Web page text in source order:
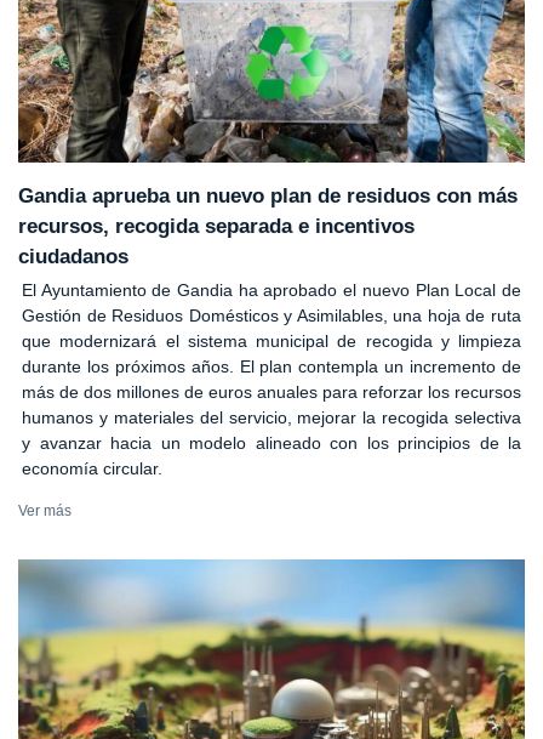
Gandia aprueba un nuevo plan de residuos con más
recursos, recogida separada e incentivos
ciudadanos
El Ayuntamiento de Gandia ha aprobado el nuevo Plan Local de
Gestión de Residuos Domésticos y Asimilables, una hoja de ruta
que modernizará el sistema municipal de recogida y limpieza
durante los próximos años. El plan contempla un incremento de
más de dos millones de euros anuales para reforzar los recursos
humanos y materiales del servicio, mejorar la recogida selectiva
y avanzar hacia un modelo alineado con los principios de la
economía circular.
Ver más